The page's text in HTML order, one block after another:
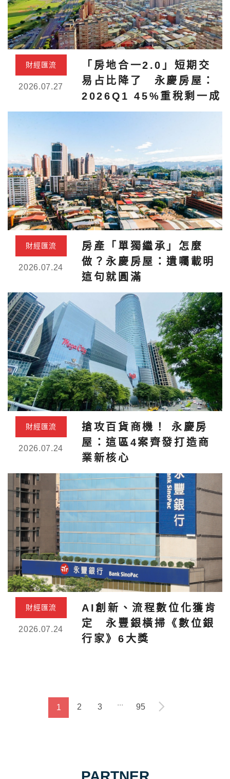
財經匯流
2026.07.27
「房地合一2.0」短期交
易占比降了 永慶房屋：
2026Q1 45%重稅剩一成
財經匯流
2026.07.24
房產「單獨繼承」怎麼
做？永慶房屋：遺囑載明
這句就圓滿
財經匯流
2026.07.24
搶攻百貨商機！ 永慶房
屋：這區4案齊發打造商
業新核心
財經匯流
2026.07.24
AI創新、流程數位化獲肯
定 永豐銀橫掃《數位銀
行家》6大獎
1 2 3 ... 95